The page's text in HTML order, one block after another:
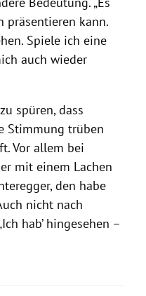
präsentieren kann.
Spiele ich eine
auch wieder
spüren, dass
Stimmung trüben
Vor allem bei
mit einem Lachen
den habe
nicht nach
hab’ hingesehen –